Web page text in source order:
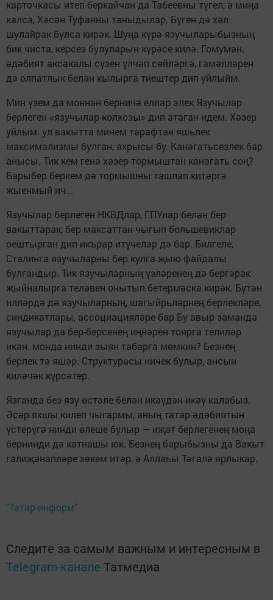
карточкасы итеп беркайчан да Табеевны түгел, ә миңа
калса, Хәсән Туфанны таныдылар. Бүген дә хәл
шулайрак булса кирәк. Шуңа күрә язучыларыбызның
бик чиста, керсез булуларын күрәсе килә. Гомумән,
әдәбият аксакалы сүзен үлчәп сөйләргә, гамәлләрен
дә олпатлык белән кылырга тиештер дип уйлыйм.
Мин үзем да моннан берничә еллар элек Язучылар
берлеген «язучылар колхозы» дип атаган идем. Хәзер
уйлым: ул вакытта минем тарафтан яшьлек
максимализмы булган, ахрысы бу. Канәгатьсезлек бар
анысы. Тик кем генә хәзер тормыштан канәгать соң?
Барыбер беркем дә тормышны ташлап китәргә
жыенмый ич...
Язучылар берлеген НКВДлар, ГПУлар белән бер
вакыттарак, бер максаттан чыгып большевиклар
оештырган дип икърар итүчеләр дә бар. Билгеле,
Сталинга язучыларны бер кулга җыю файдалы
булгандыр. Тик язучыларның үзләренең дә бергәрәк
җыйналырга теләвен онытып бетермәскә кирәк. Бүтән
илләрдә дә язучыларның, шагыйрьләрнең берлекләре,
синдикатлары, ассоциацияләре бар Бу авыр заманда
язучылар да бер-берсенең иңнәрен тоярга телиләр
икән. монда нинди зыян табарга мөмкин? Безнең
берлек тә яшәр. Структурасы ничек булыр, ансын
киләчәк күрсәтер.
Язганда без язу өстәле белән икәүдән-икәү калабыз.
Әсәр яхшы килеп чыгармы, аның татар әдәбиятын
үстерүгә нинди өлеше булыр — иҗат берлегенең моңа
бернинди дә катнашы юк. Безнең барыбызны да Вакыт
галиҗәнапләре хөкем итәр, ә Аллаһы Тәгалә ярлыкар.
"Татар-информ"
Следите за самым важным и интересным в
Telegram-канале Татмедиа